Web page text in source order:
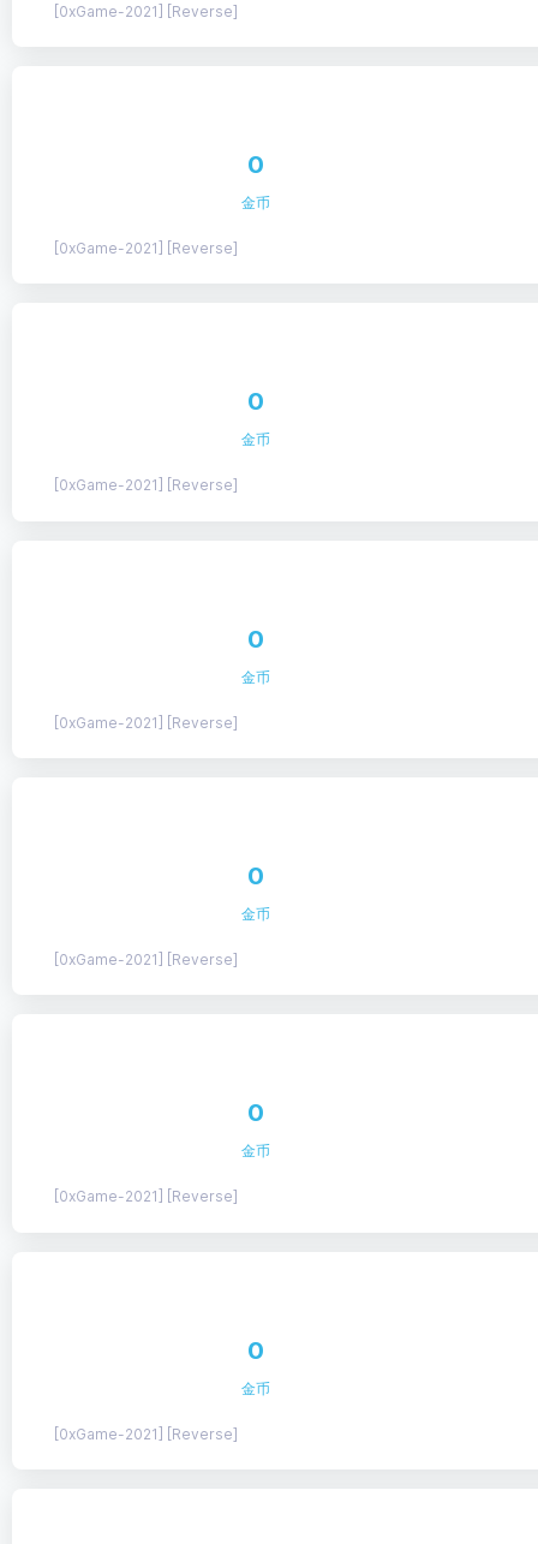
[0xGame-2021] [Reverse]
0
金币
[0xGame-2021] [Reverse]
0
金币
[0xGame-2021] [Reverse]
0
金币
[0xGame-2021] [Reverse]
0
金币
[0xGame-2021] [Reverse]
0
金币
[0xGame-2021] [Reverse]
0
金币
[0xGame-2021] [Reverse]